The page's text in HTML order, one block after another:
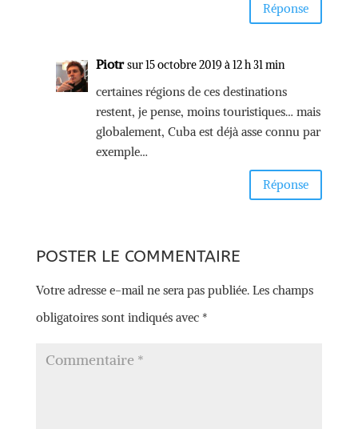
Réponse
Piotr sur 15 octobre 2019 à 12 h 31 min
certaines régions de ces destinations
restent, je pense, moins touristiques… mais
globalement, Cuba est déjà asse connu par
exemple…
Réponse
POSTER LE COMMENTAIRE
Votre adresse e-mail ne sera pas publiée. Les champs
obligatoires sont indiqués avec *